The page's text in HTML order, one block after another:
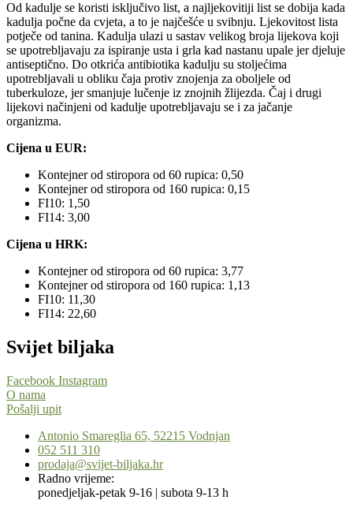
Od kadulje se koristi isključivo list, a najljekovitiji list se dobija kada
kadulja počne da cvjeta, a to je najčešće u svibnju. Ljekovitost lista
potječe od tanina. Kadulja ulazi u sastav velikog broja lijekova koji
se upotrebljavaju za ispiranje usta i grla kad nastanu upale jer djeluje
antiseptično. Do otkrića antibiotika kadulju su stoljećima
upotrebljavali u obliku čaja protiv znojenja za oboljele od
tuberkuloze, jer smanjuje lučenje iz znojnih žlijezda. Čaj i drugi
lijekovi načinjeni od kadulje upotrebljavaju se i za jačanje
organizma.
Cijena u EUR:
Kontejner od stiropora od 60 rupica: 0,50
Kontejner od stiropora od 160 rupica: 0,15
FI10: 1,50
FI14: 3,00
Cijena u HRK:
Kontejner od stiropora od 60 rupica: 3,77
Kontejner od stiropora od 160 rupica: 1,13
FI10: 11,30
FI14: 22,60
Svijet biljaka
Facebook Instagram
O nama
Pošalji upit
Antonio Smareglia 65, 52215 Vodnjan
052 511 310
prodaja@svijet-biljaka.hr
Radno vrijeme:
ponedjeljak-petak 9-16 | subota 9-13 h